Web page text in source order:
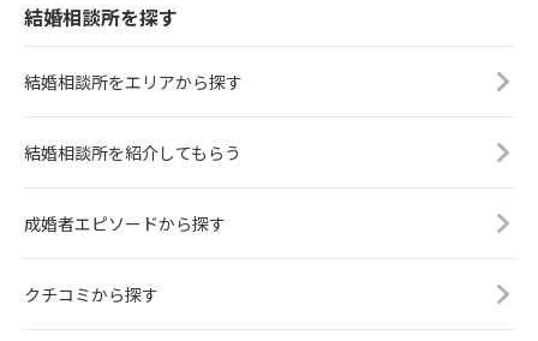
結婚相談所を探す
結婚相談所をエリアから探す
結婚相談所を紹介してもらう
成婚者エピソードから探す
クチコミから探す